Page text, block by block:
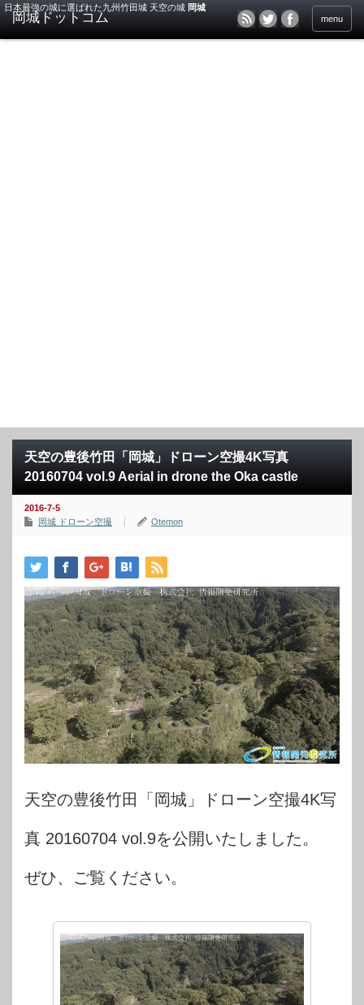
日本最強の城に選ばれた九州竹田城 天空の城 岡城
menu
天空の豊後竹田「岡城」ドローン空撮4K写真
20160704 vol.9 Aerial in drone the Oka castle
2016-7-5
岡城 ドローン空撮
Otemon
天空の豊後竹田「岡城」ドローン空撮4K写
真 20160704 vol.9を公開いたしました。
ぜひ、ご覧ください。